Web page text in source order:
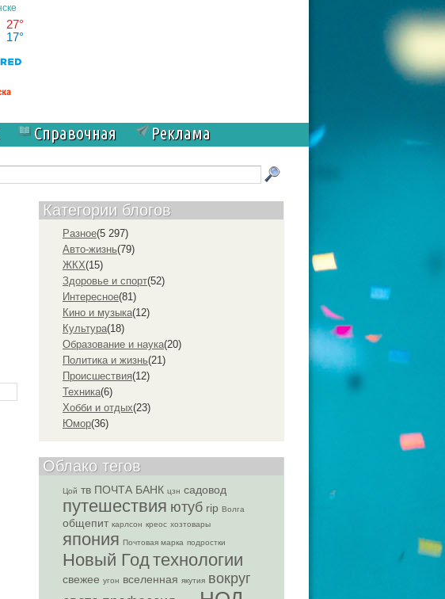
Справочная
Реклама
Категории блогов
Разное(5 297)
Авто-жизнь(79)
ЖКХ(15)
Здоровье и спорт(52)
Интересное(81)
Кино и музыка(12)
Культура(18)
Образование и наука(20)
Политика и жизнь(21)
Проиcшествия(12)
Техника(6)
Хобби и отдых(23)
Юмор(36)
Облако тегов
Цой тв ПОЧТА БАНК цзн садовод
путешествия ютуб rip Волга
общепит карлсон креос хозтовары
япония Почтовая марка подростки
Новый Годтехнологии
свежее угон вселенная якутия вокруг